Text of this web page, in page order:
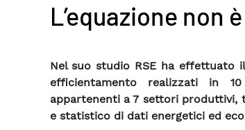
L’equazione non
Nel suo studio RSE ha effettuato
efficientamento realizzati in
appartenenti a 7 settori produttivi,
e statistico di dati energetici ed